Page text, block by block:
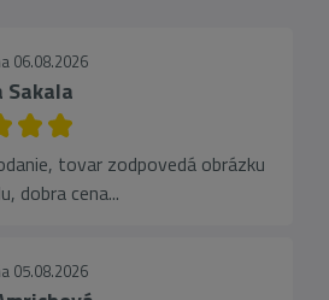
06.08.2026
tovar zodpovedá obrázku
dobra cena...
05.08.2026